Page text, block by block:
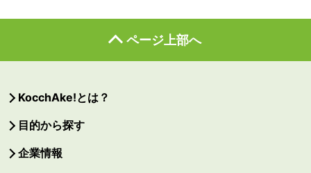
ページ上部へ
KocchAke!とは？
目的から探す
企業情報